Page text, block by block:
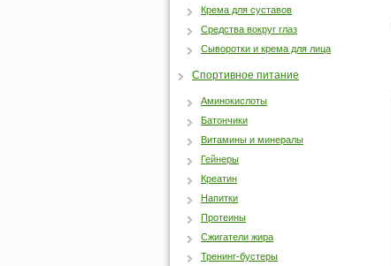
Крема для суставов
Средства вокруг глаз
Сыворотки и крема для лица
Спортивное питание
Аминокислоты
Батончики
Витамины и минералы
Гейнеры
Креатин
Напитки
Протеины
Сжигатели жира
Тренинг-бустеры